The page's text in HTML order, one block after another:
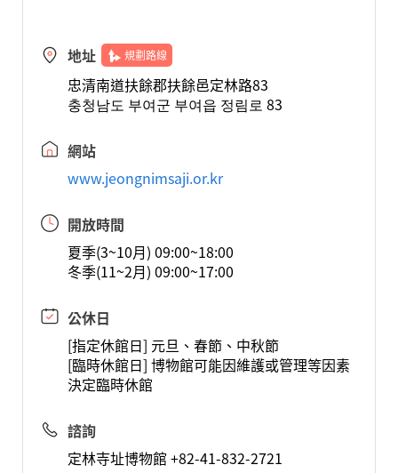
地址 規劃路線
忠清南道扶餘郡扶餘邑定林路83
충청남도 부여군 부여읍 정림로 83
網站
www.jeongnimsaji.or.kr
開放時間
夏季(3~10月) 09:00~18:00
冬季(11~2月) 09:00~17:00
公休日
[指定休館日] 元旦、春節、中秋節
[臨時休館日] 博物館可能因維護或管理等因素
決定臨時休館
諮詢
定林寺址博物館 +82-41-832-2721